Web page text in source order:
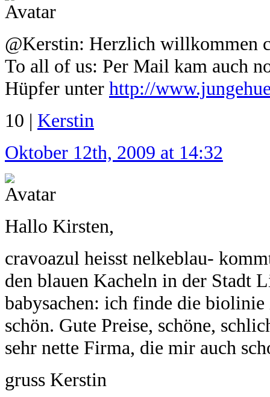
@Kerstin: Herzlich willkommen
To all of us: Per Mail kam auch
Hüpfer unter http://
10 | Kerstin
Oktober 12th, 2009 at 14:32
Hallo Kirsten,
cravoazul heisst nelkeblau-
den blauen Kacheln in der Stadt
babysachen: ich finde die
schön. Gute Preise, schöne,
sehr nette Firma, die mir auch
gruss Kerstin